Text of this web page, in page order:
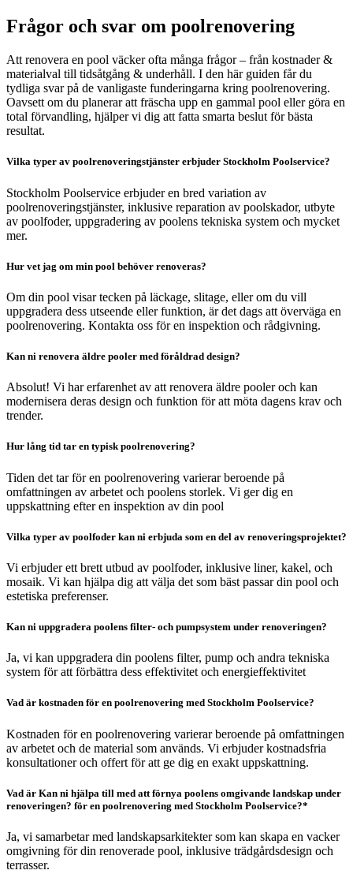
Frågor och svar om poolrenovering
Att renovera en pool väcker ofta många frågor – från kostnader &
materialval till tidsåtgång & underhåll. I den här guiden får du
tydliga svar på de vanligaste funderingarna kring poolrenovering.
Oavsett om du planerar att fräscha upp en gammal pool eller göra en
total förvandling, hjälper vi dig att fatta smarta beslut för bästa
resultat.
Vilka typer av poolrenoveringstjänster erbjuder Stockholm Poolservice?
Stockholm Poolservice erbjuder en bred variation av
poolrenoveringstjänster, inklusive reparation av poolskador, utbyte
av poolfoder, uppgradering av poolens tekniska system och mycket
mer.
Hur vet jag om min pool behöver renoveras?
Om din pool visar tecken på läckage, slitage, eller om du vill
uppgradera dess utseende eller funktion, är det dags att överväga en
poolrenovering. Kontakta oss för en inspektion och rådgivning.
Kan ni renovera äldre pooler med föråldrad design?
Absolut! Vi har erfarenhet av att renovera äldre pooler och kan
modernisera deras design och funktion för att möta dagens krav och
trender.
Hur lång tid tar en typisk poolrenovering?
Tiden det tar för en poolrenovering varierar beroende på
omfattningen av arbetet och poolens storlek. Vi ger dig en
uppskattning efter en inspektion av din pool
Vilka typer av poolfoder kan ni erbjuda som en del av renoveringsprojektet?
Vi erbjuder ett brett utbud av poolfoder, inklusive liner, kakel, och
mosaik. Vi kan hjälpa dig att välja det som bäst passar din pool och
estetiska preferenser.
Kan ni uppgradera poolens filter- och pumpsystem under renoveringen?
Ja, vi kan uppgradera din poolens filter, pump och andra tekniska
system för att förbättra dess effektivitet och energieffektivitet
Vad är kostnaden för en poolrenovering med Stockholm Poolservice?
Kostnaden för en poolrenovering varierar beroende på omfattningen
av arbetet och de material som används. Vi erbjuder kostnadsfria
konsultationer och offert för att ge dig en exakt uppskattning.
Vad är Kan ni hjälpa till med att förnya poolens omgivande landskap under
renoveringen? för en poolrenovering med Stockholm Poolservice?*
Ja, vi samarbetar med landskapsarkitekter som kan skapa en vacker
omgivning för din renoverade pool, inklusive trädgårdsdesign och
terrasser.